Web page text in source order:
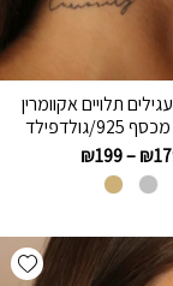
תלויים אקוומרין
גולדפילד
₪
–
₪199